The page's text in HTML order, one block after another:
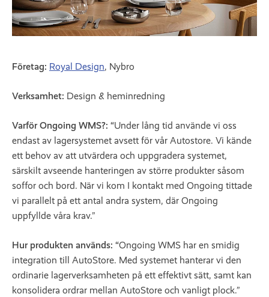
Företag: Royal Design, Nybro
Verksamhet: Design & heminredning
Varför Ongoing WMS?: “Under lång tid använde vi oss
endast av lagersystemet avsett för vår Autostore. Vi kände
ett behov av att utvärdera och uppgradera systemet,
särskilt avseende hanteringen av större produkter såsom
soffor och bord. När vi kom I kontakt med Ongoing tittade
vi parallelt på ett antal andra system, där Ongoing
uppfyllde våra krav.”
Hur produkten används: “Ongoing WMS har en smidig
integration till AutoStore. Med systemet hanterar vi den
ordinarie lagerverksamheten på ett effektivt sätt, samt kan
konsolidera ordrar mellan AutoStore och vanligt plock.”